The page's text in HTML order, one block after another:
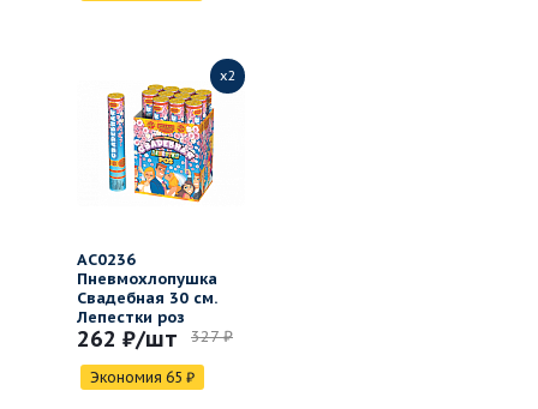
x2
АС0236
Пневмохлопушка
Свадебная 30 см.
Лепестки роз
262 ₽/шт 327 ₽
Экономия 65 ₽